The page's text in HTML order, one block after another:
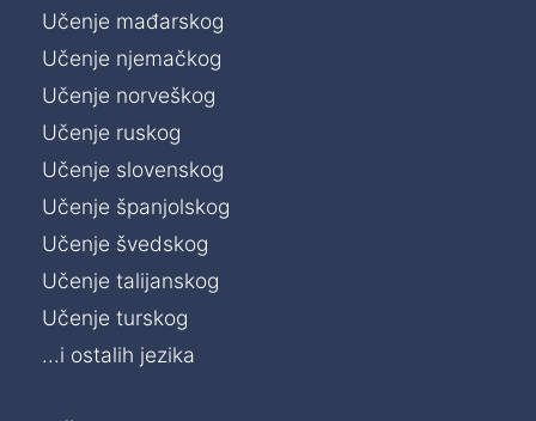
Učenje mađarskog
Učenje njemačkog
Učenje norveškog
Učenje ruskog
Učenje slovenskog
Učenje španjolskog
Učenje švedskog
Učenje talijanskog
Učenje turskog
...i ostalih jezika